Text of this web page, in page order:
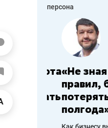
персона
работа «Не зная
правил,
потерять
полгода»